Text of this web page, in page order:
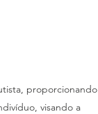
proporcionando
visando a